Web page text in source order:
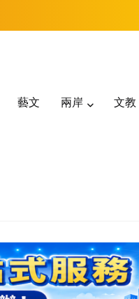
藝文 兩岸 文教